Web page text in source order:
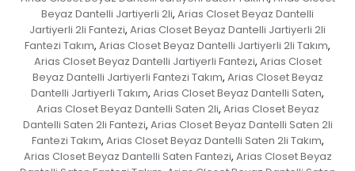
Beyaz Dantelli Jartiyerli 2li, Arias Closet Beyaz Dantelli
Jartiyerli 2li Fantezi, Arias Closet Beyaz Dantelli Jartiyerli 2li
Fantezi Takım, Arias Closet Beyaz Dantelli Jartiyerli 2li Takım,
Arias Closet Beyaz Dantelli Jartiyerli Fantezi, Arias Closet
Beyaz Dantelli Jartiyerli Fantezi Takım, Arias Closet Beyaz
Dantelli Jartiyerli Takım, Arias Closet Beyaz Dantelli Saten,
Arias Closet Beyaz Dantelli Saten 2li, Arias Closet Beyaz
Dantelli Saten 2li Fantezi, Arias Closet Beyaz Dantelli Saten 2li
Fantezi Takım, Arias Closet Beyaz Dantelli Saten 2li Takım,
Arias Closet Beyaz Dantelli Saten Fantezi, Arias Closet Beyaz